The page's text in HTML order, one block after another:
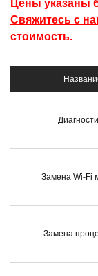
Цены указаны
Свяжитесь с
стоимость.
Замена Wi-Fi
Замена